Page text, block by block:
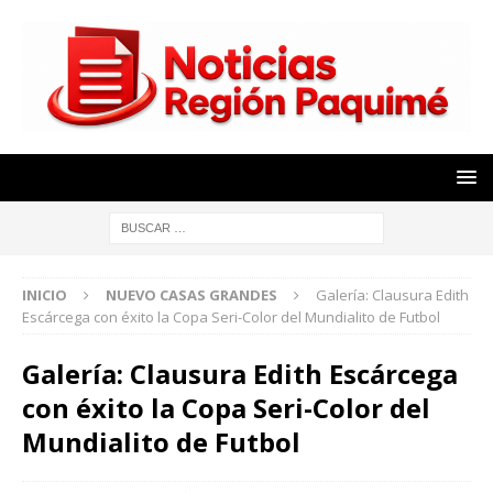
INICIO NUEVO CASAS GRANDES
Galería: Clausura Edith
Escárcega con éxito la Copa Seri-Color del Mundialito de Futbol
Galería: Clausura Edith Escárcega
con éxito la Copa Seri-Color del
Mundialito de Futbol